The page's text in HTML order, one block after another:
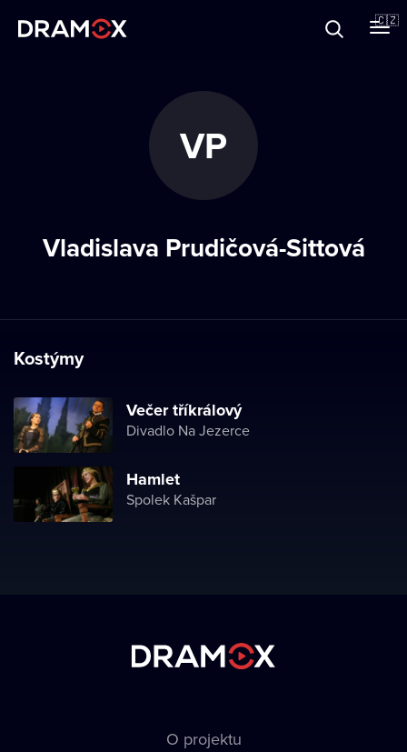
🇨🇿
VP
Vladislava Prudičová-Sittová
Kostýmy
Večer tříkrálový
Divadlo Na Jezerce
Hamlet
Spolek Kašpar
O projektu